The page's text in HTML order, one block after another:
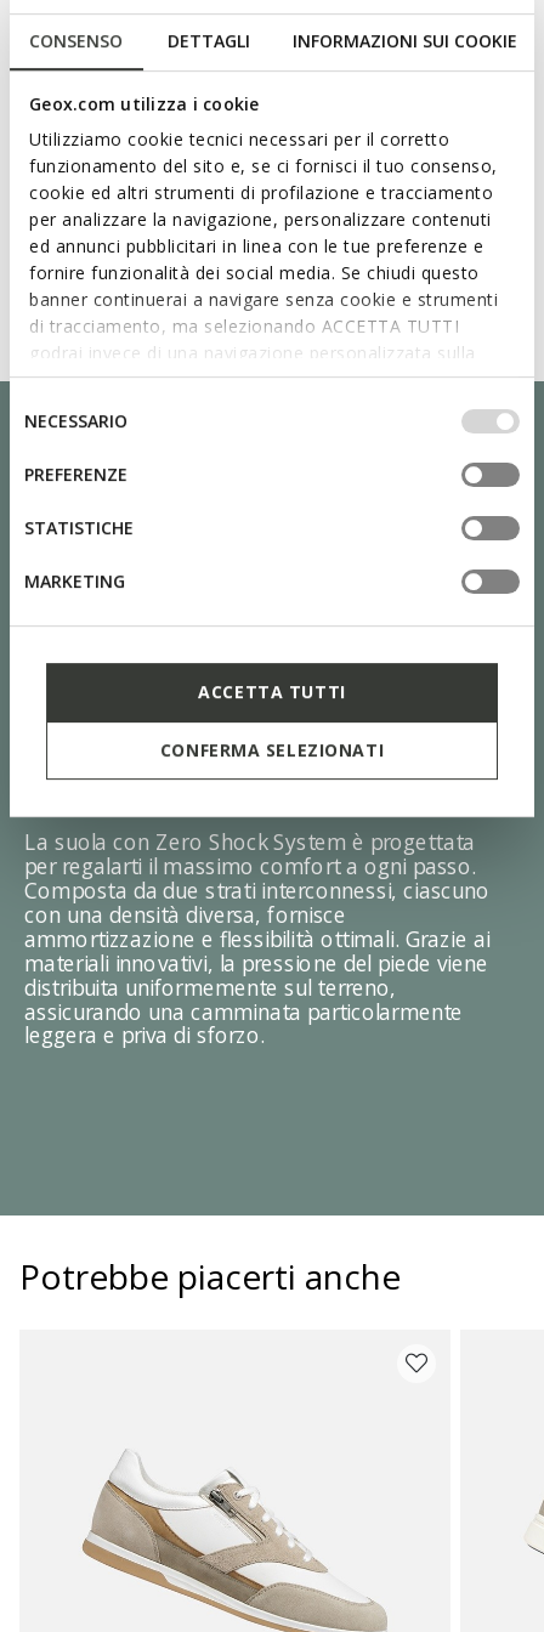
CONSENSO DETTAGLI INFORMAZIONI SUI COOKIE
Geox.com utilizza i cookie
Utilizziamo cookie tecnici necessari per il corretto
funzionamento del sito e, se ci fornisci il tuo consenso,
cookie ed altri strumenti di profilazione e tracciamento
per analizzare la navigazione, personalizzare contenuti
ed annunci pubblicitari in linea con le tue preferenze e
fornire funzionalità dei social media. Se chiudi questo
banner continuerai a navigare senza cookie e strumenti
di tracciamento, ma selezionando ACCETTA TUTTI
godrai invece di una navigazione personalizzata sulla
base dei tuoi gusti ed interessi. Selezionando
IMPOSTAZIONI potrai anche scegliere quali cookies ed
altri strumenti di tracciamento autorizzare. Per maggiori
informazioni o per modificare in qualsiasi momento le
tue impostazioni, visita la nostra
del
consenso
NECESSARIO
PREFERENZE
STATISTICHE
MARKETING
ACCETTA TUTTI
CONFERMA SELEZIONATI
ZERO Shock System
La suola con Zero Shock System è progettata
per regalarti il massimo comfort a ogni passo.
Composta da due strati interconnessi, ciascuno
con una densità diversa, fornisce
ammortizzazione e flessibilità ottimali. Grazie ai
materiali innovativi, la pressione del piede viene
distribuita uniformemente sul terreno,
assicurando una camminata particolarmente
leggera e priva di sforzo.
Potrebbe piacerti anche